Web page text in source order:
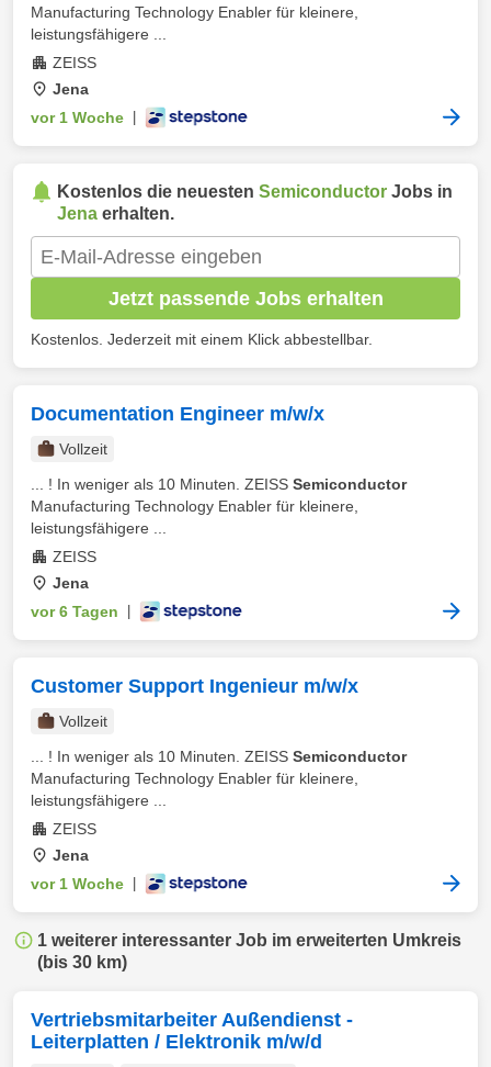
Manufacturing Technology Enabler für kleinere,
leistungsfähigere ...
ZEISS
Jena
vor 1 Woche
Kostenlos die neuesten Semiconductor Jobs in
Jena erhalten.
Jetzt passende Jobs erhalten
Kostenlos. Jederzeit mit einem Klick abbestellbar.
Documentation Engineer m/w/x
Vollzeit
... ! In weniger als 10 Minuten. ZEISS Semiconductor
Manufacturing Technology Enabler für kleinere,
leistungsfähigere ...
ZEISS
Jena
vor 6 Tagen
Customer Support Ingenieur m/w/x
Vollzeit
... ! In weniger als 10 Minuten. ZEISS Semiconductor
Manufacturing Technology Enabler für kleinere,
leistungsfähigere ...
ZEISS
Jena
vor 1 Woche
1 weiterer interessanter Job im erweiterten Umkreis
(bis 30 km)
Vertriebsmitarbeiter Außendienst -
Leiterplatten / Elektronik m/w/d